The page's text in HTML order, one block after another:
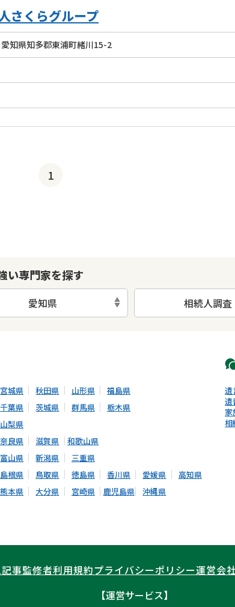
さくらグループ
愛知県知多郡東浦町緒川15-2
1
い専門家を探す
愛知県 相続人調査
宮城県 秋田県 山形県
福島県
千葉県 茨城県 群馬県
栃木県
山梨県
奈良県 滋賀県
和歌山県
富山県 新潟県
三重県
島根県 鳥取県 徳島県 香川県 愛媛県
高知県
熊本県 大分県 宮崎県 鹿児島県 沖縄県
遺
遺
家
相
事監修者利用規約プライバシーポリシー運営会
【運営サービス】